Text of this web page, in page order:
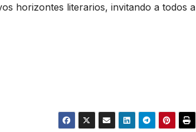
horizontes literarios, invitando a todos a